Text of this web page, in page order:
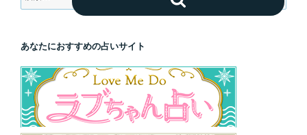
索:
索
あなたにおすすめの占いサイト